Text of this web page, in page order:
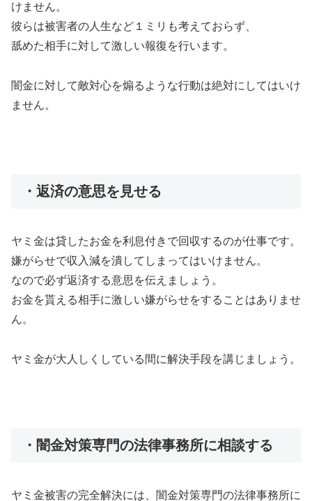
けません。
彼らは被害者の人生など１ミリも考えておらず、
舐めた相手に対して激しい報復を行います。
闇金に対して敵対心を煽るような行動は絶対にしてはいけ
ません。
・返済の意思を見せる
ヤミ金は貸したお金を利息付きで回収するのが仕事です。
嫌がらせで収入減を潰してしまってはいけません。
なので必ず返済する意思を伝えましょう。
お金を貰える相手に激しい嫌がらせをすることはありませ
ん。
ヤミ金が大人しくしている間に解決手段を講じましょう。
・闇金対策専門の法律事務所に相談する
ヤミ金被害の完全解決には、闇金対策専門の法律事務所に